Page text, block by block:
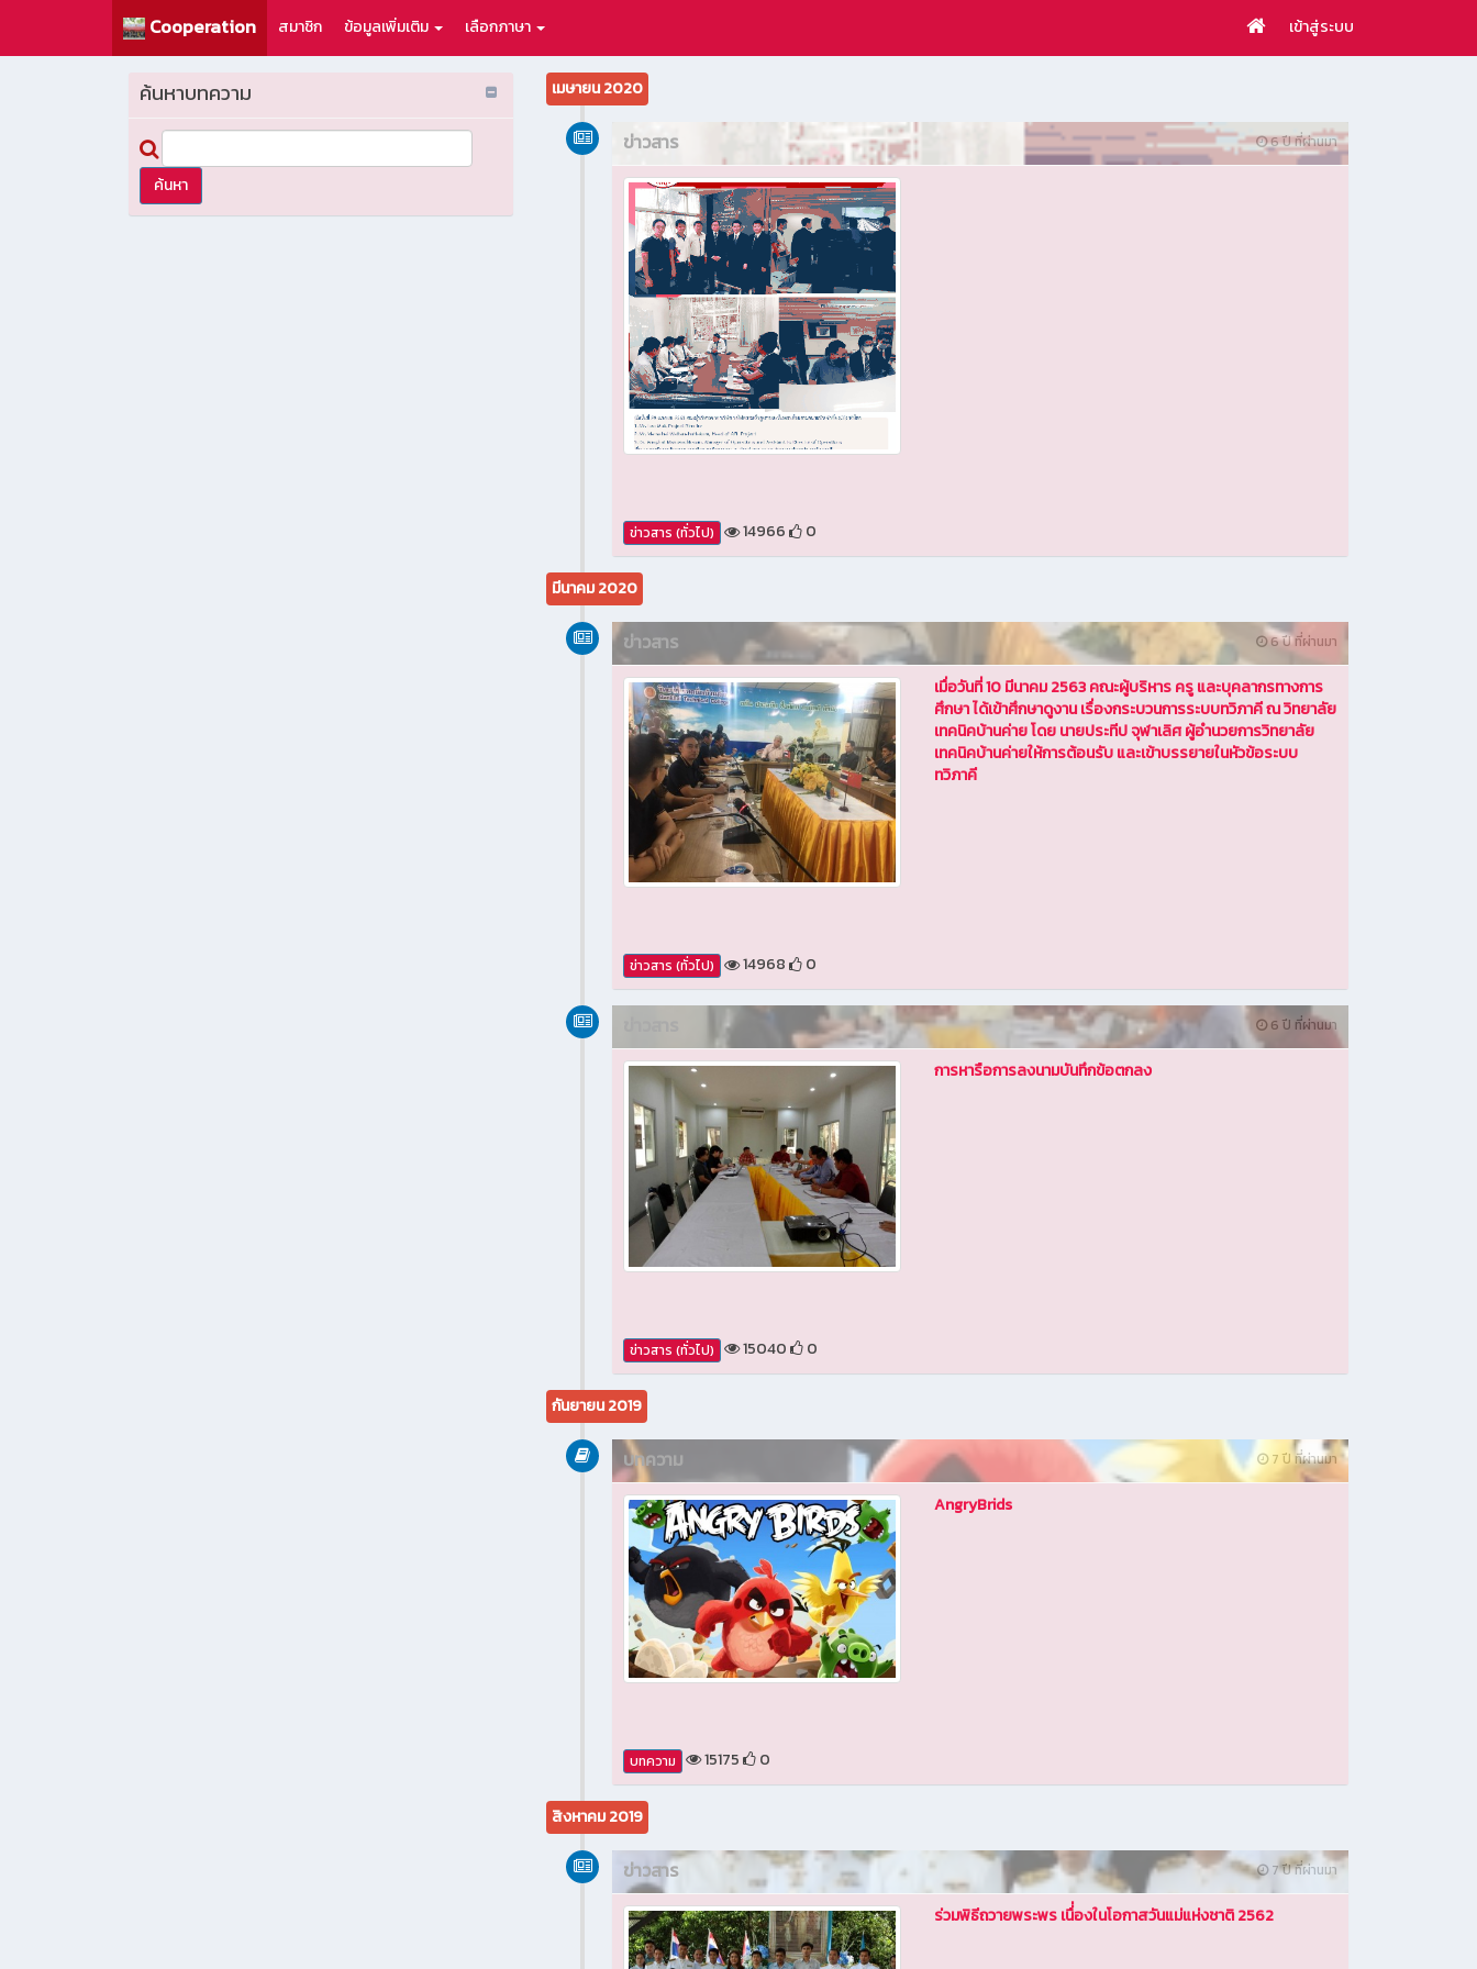
Cooperation สมาชิก ข้อมูลเพิ่มเติม เลือกภาษา เข้าสู่ระบบ
ค้นหาบทความ เมษายน 2020
6 ปี ที่ผ่านมา
ข่าวสาร
ข่าวสาร (ทั่วไป) 14966 0
มีนาคม 2020
6 ปี ที่ผ่านมา
ข่าวสาร
เมื่อวันที่ 10 มีนาคม 2563 คณะผู้บริหาร ครู และบุคลากรทางการ
ศึกษา ได้เข้าศึกษาดูงาน เรื่องกระบวนการระบบทวิภาคี ณ วิทยาลัย
เทคนิคบ้านค่าย โดย นายประทีป จุฬาเลิศ ผู้อำนวยการวิทยาลัย
เทคนิคบ้านค่ายให้การต้อนรับ และเข้าบรรยายในหัวข้อระบบ
ทวิภาคี
ข่าวสาร (ทั่วไป) 14968 0
6 ปี ที่ผ่านมา
การหารือการลงนามบันทึกข้อตกลง
ข่าวสาร (ทั่วไป) 15040 0
กันยายน 2019
7 ปี ที่ผ่านมา
บทความ
AngryBrids
บทความ 15175 0
สิงหาคม 2019
7 ปี ที่ผ่านมา
ข่าวสาร
ร่วมพิธีถวายพระพร เนื่่องในโอกาสวันแม่แห่งชาติ 2562